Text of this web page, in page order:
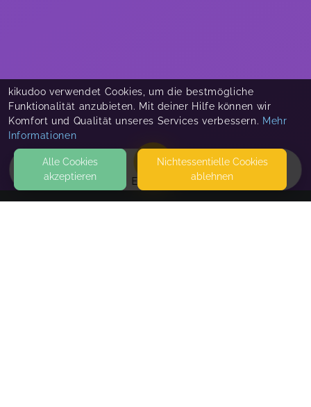
EVENTS
kikudoo verwendet Cookies, um die bestmögliche
Funktionalität anzubieten. Mit deiner Hilfe können wir
Komfort und Qualität unseres Services verbessern. Mehr
Informationen
Alle Cookies
akzeptieren
Nicht­essentielle Cookies
ablehnen